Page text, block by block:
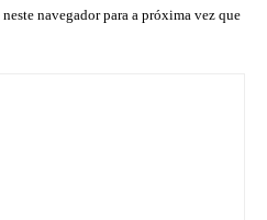
navegador para a próxima vez que